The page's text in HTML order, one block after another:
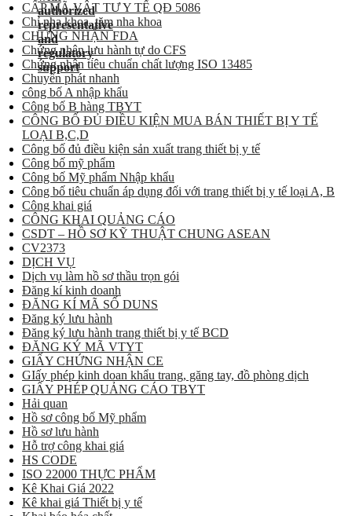
CẤP MÃ VẬT TƯ Y TẾ QĐ 5086
Chỉ nha khoa, tăm nha khoa
CHỨNG NHẬN FDA
Chứng nhận lưu hành tự do CFS
Chứng nhận tiêu chuẩn chất lượng ISO 13485
Chuyển phát nhanh
công bố A nhập khẩu
Công bố B hàng TBYT
CÔNG BỐ ĐỦ ĐIỀU KIỆN MUA BÁN THIẾT BỊ Y TẾ
LOẠI B,C,D
Công bố đủ điều kiện sản xuất trang thiết bị y tế
Công bố mỹ phẩm
Công bố Mỹ phẩm Nhập khẩu
Công bố tiêu chuẩn áp dụng đối với trang thiết bị y tế loại A, B
Công khai giá
CÔNG KHAI QUẢNG CÁO
CSDT – HỒ SƠ KỸ THUẬT CHUNG ASEAN
CV2373
DỊCH VỤ
Dịch vụ làm hồ sơ thầu trọn gói
Đăng kí kinh doanh
ĐĂNG KÍ MÃ SỐ DUNS
Đăng ký lưu hành
Đăng ký lưu hành trang thiết bị y tế BCD
ĐĂNG KÝ MÃ VTYT
GIẤY CHỨNG NHẬN CE
GIấy phép kinh doan khẩu trang, găng tay, đồ phòng dịch
GIẤY PHÉP QUẢNG CÁO TBYT
Hải quan
Hồ sơ công bố Mỹ phẩm
Hồ sơ lưu hành
Hỗ trợ công khai giá
HS CODE
ISO 22000 THỰC PHẨM
Kê Khai Giá 2022
Kê khai giá Thiết bị y tế